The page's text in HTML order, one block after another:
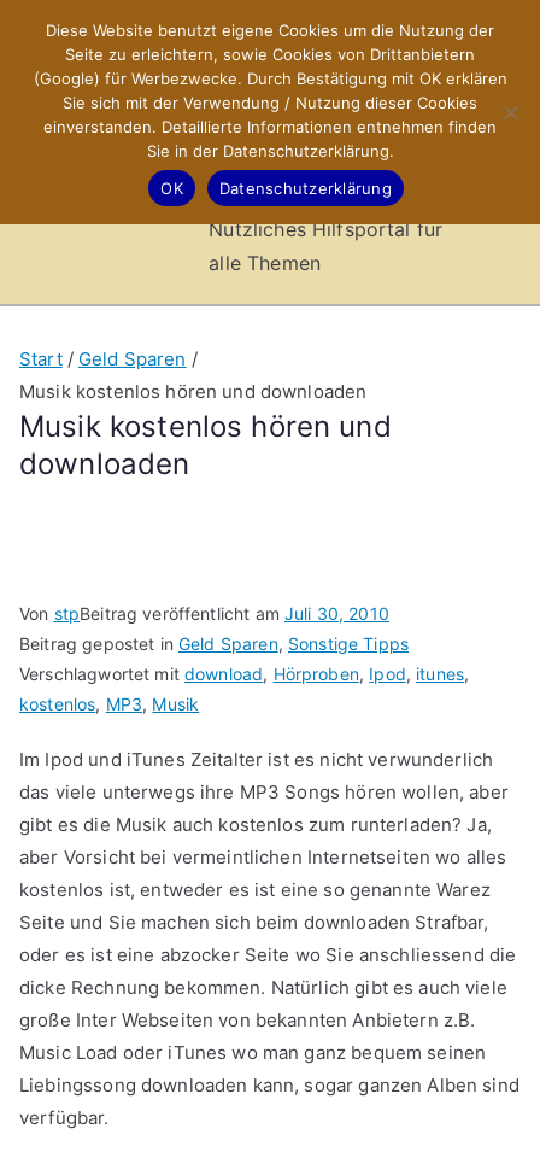
springen
X-Sites.de
–
Hilfsportal
Nützliches Hilfsportal für
alle Themen
Musik kostenlos hören und
downloaden
Start
Geld Sparen
Musik kostenlos hören und downloaden
Von stpBeitrag veröffentlicht am Juli 30, 2010
Beitrag gepostet inGeld Sparen, Sonstige Tipps
Verschlagwortet mitdownload, Hörproben, Ipod, itunes,
kostenlos, MP3, Musik
Im Ipod und iTunes Zeitalter ist es nicht verwunderlich
das viele unterwegs ihre MP3 Songs hören wollen, aber
gibt es die Musik auch kostenlos zum runterladen? Ja,
aber Vorsicht bei vermeintlichen Internetseiten wo alles
kostenlos ist, entweder es ist eine so genannte Warez
Seite und Sie machen sich beim downloaden Strafbar,
oder es ist eine abzocker Seite wo Sie anschliessend die
dicke Rechnung bekommen. Natürlich gibt es auch viele
große Inter Webseiten von bekannten Anbietern z.B.
Music Load oder iTunes wo man ganz bequem seinen
Liebingssong downloaden kann, sogar ganzen Alben sind
verfügbar.
Diese Website benutzt eigene Cookies um die Nutzung der
Seite zu erleichtern, sowie Cookies von Drittanbietern
(Google) für Werbezwecke. Durch Bestätigung mit OK erklären
Sie sich mit der Verwendung / Nutzung dieser Cookies
einverstanden. Detaillierte Informationen entnehmen finden
Sie in der Datenschutzerklärung.
OK
Datenschutzerklärung